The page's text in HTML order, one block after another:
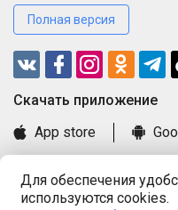
Для обеспечения
используются cookies.
Полная версия
Cкачать приложение
App store
Книга замечаний и